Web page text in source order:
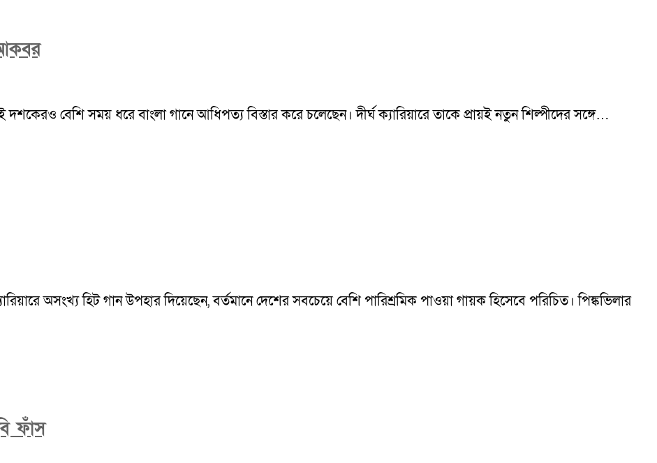
বেশি সময় ধরে বাংলা গানে আধিপত্য বিস্তার করে চলেছেন। দীর্ঘ ক্যারিয়ারে তাকে প্রায়ই নতুন শিল্পীদের সঙ্গে…
অসংখ্য হিট গান উপহার দিয়েছেন, বর্তমানে দেশের সবচেয়ে বেশি পারিশ্রমিক পাওয়া গায়ক হিসেবে পরিচিত। পিঙ্কভিলার
ফাঁস